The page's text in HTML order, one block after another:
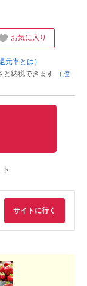
お気に入り
元率とは）
と納税できます
（控
サイトに行く